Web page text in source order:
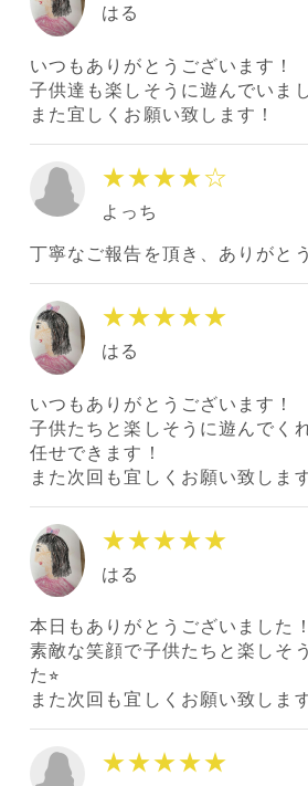
はる
いつもありがとうございます！
子供達も楽しそうに遊んでいま
また宜しくお願い致します！
★★★★☆
よっち
丁寧なご報告を頂き、ありがと
★★★★★
はる
いつもありがとうございます！
子供たちと楽しそうに遊んでく
任せできます！
また次回も宜しくお願い致しま
★★★★★
はる
本日もありがとうございました！
素敵な笑顔で子供たちと楽しそ
た⭐︎
また次回も宜しくお願い致しま
★★★★★